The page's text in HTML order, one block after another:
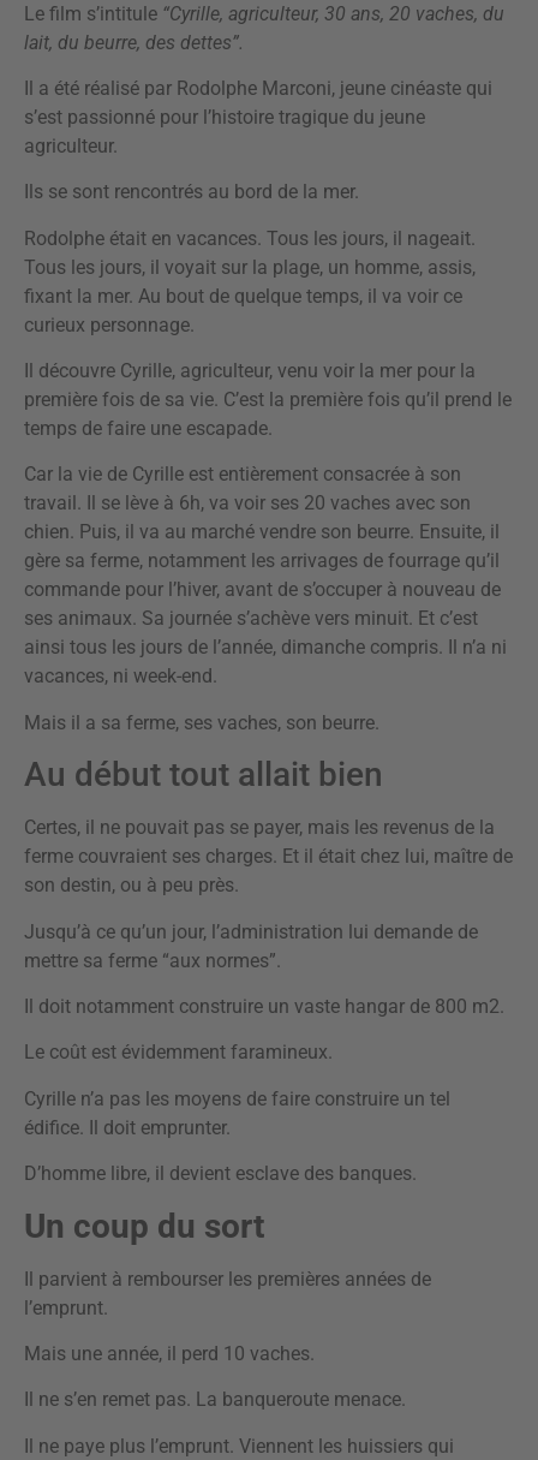
Le film s’intitule “Cyrille, agriculteur, 30 ans, 20 vaches, du
lait, du beurre, des dettes”.
Il a été réalisé par Rodolphe Marconi, jeune cinéaste qui
s’est passionné pour l’histoire tragique du jeune
agriculteur.
Ils se sont rencontrés au bord de la mer.
Rodolphe était en vacances. Tous les jours, il nageait.
Tous les jours, il voyait sur la plage, un homme, assis,
fixant la mer. Au bout de quelque temps, il va voir ce
curieux personnage.
Il découvre Cyrille, agriculteur, venu voir la mer pour la
première fois de sa vie. C’est la première fois qu’il prend le
temps de faire une escapade.
Car la vie de Cyrille est entièrement consacrée à son
travail. Il se lève à 6h, va voir ses 20 vaches avec son
chien. Puis, il va au marché vendre son beurre. Ensuite, il
gère sa ferme, notamment les arrivages de fourrage qu’il
commande pour l’hiver, avant de s’occuper à nouveau de
ses animaux. Sa journée s’achève vers minuit. Et c’est
ainsi tous les jours de l’année, dimanche compris. Il n’a ni
vacances, ni week-end.
Mais il a sa ferme, ses vaches, son beurre.
Au début tout allait bien
Certes, il ne pouvait pas se payer, mais les revenus de la
ferme couvraient ses charges. Et il était chez lui, maître de
son destin, ou à peu près.
Jusqu’à ce qu’un jour, l’administration lui demande de
mettre sa ferme “aux normes”.
Il doit notamment construire un vaste hangar de 800 m2.
Le coût est évidemment faramineux.
Cyrille n’a pas les moyens de faire construire un tel
édifice. Il doit emprunter.
D’homme libre, il devient esclave des banques.
Un coup du sort
Il parvient à rembourser les premières années de
l’emprunt.
Mais une année, il perd 10 vaches.
Il ne s’en remet pas. La banqueroute menace.
Il ne paye plus l’emprunt. Viennent les huissiers qui